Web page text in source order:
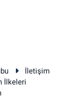
İletişim
İlkeleri